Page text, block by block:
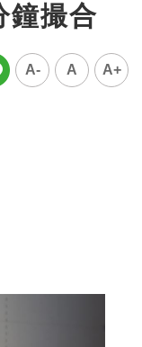
撮合
A- A A+